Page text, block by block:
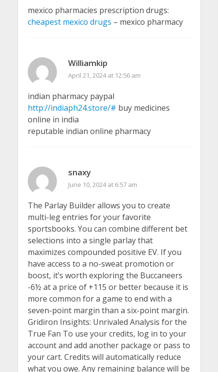
mexico pharmacies prescription drugs:
cheapest mexico drugs – mexico pharmacy
Williamkip
April 21, 2024 at 12:56 am
indian pharmacy paypal
http://indiaph24.store/# buy medicines
online in india
reputable indian online pharmacy
snaxy
June 10, 2024 at 6:57 am
The Parlay Builder allows you to create
multi-leg entries for your favorite
sportsbooks. You can combine different bet
selections into a single parlay that
maximizes compounded positive EV. If you
have access to a no-sweat promotion or
boost, it’s worth exploring the Buccaneers
-6½ at a price of +115 or better because it is
more common for a game to end with a
seven-point margin than a six-point margin.
Gridiron Insights: Unrivaled Analysis for the
True Fan To use your credits, log in to your
account and add another package or pass to
your cart. Credits will automatically reduce
what you owe. Any remaining balance will be